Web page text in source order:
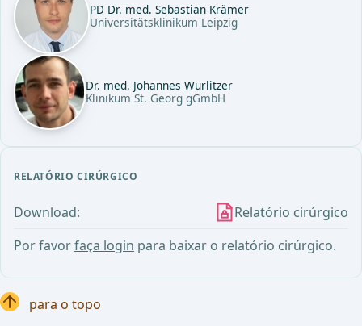
PD Dr. med. Sebastian Krämer
Universitätsklinikum Leipzig
Dr. med. Johannes Wurlitzer
Klinikum St. Georg gGmbH
RELATÓRIO CIRÚRGICO
Download:
Relatório cirúrgico
Por favorfaça login para baixar o relatório cirúrgico.
para o topo